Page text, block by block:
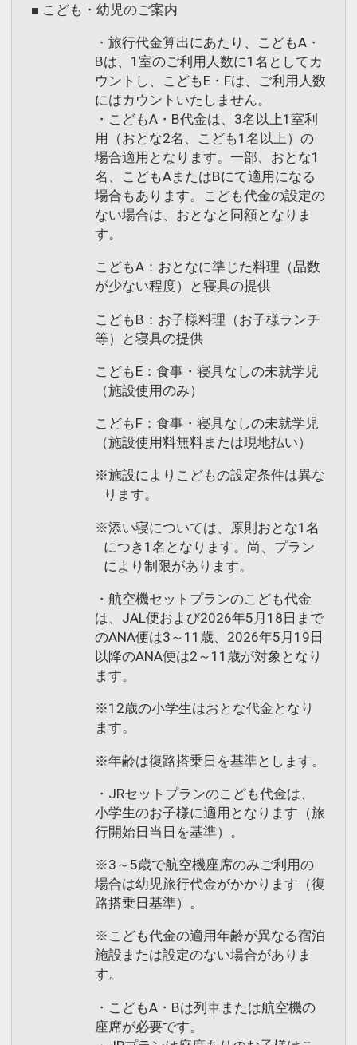
■ こども・幼児のご案内
・旅行代金算出にあたり、こどもA・
Bは、1室のご利用人数に1名としてカ
ウントし、こどもE・Fは、ご利用人数
にはカウントいたしません。
・こどもA・B代金は、3名以上1室利
用（おとな2名、こども1名以上）の
場合適用となります。一部、おとな1
名、こどもAまたはBにて適用になる
場合もあります。こども代金の設定の
ない場合は、おとなと同額となりま
す。
こどもA：おとなに準じた料理（品数
が少ない程度）と寝具の提供
こどもB：お子様料理（お子様ランチ
等）と寝具の提供
こどもE：食事・寝具なしの未就学児
（施設使用のみ）
こどもF：食事・寝具なしの未就学児
（施設使用料無料または現地払い）
※施設によりこどもの設定条件は異な
ります。
※添い寝については、原則おとな1名
につき1名となります。尚、プラン
により制限があります。
・航空機セットプランのこども代金
は、JAL便および2026年5月18日まで
のANA便は3～11歳、2026年5月19日
以降のANA便は2～11歳が対象となり
ます。
※12歳の小学生はおとな代金となり
ます。
※年齢は復路搭乗日を基準とします。
・JRセットプランのこども代金は、
小学生のお子様に適用となります（旅
行開始日当日を基準）。
※3～5歳で航空機座席のみご利用の
場合は幼児旅行代金がかかります（復
路搭乗日基準）。
※こども代金の適用年齢が異なる宿泊
施設または設定のない場合がありま
す。
・こどもA・Bは列車または航空機の
座席が必要です。